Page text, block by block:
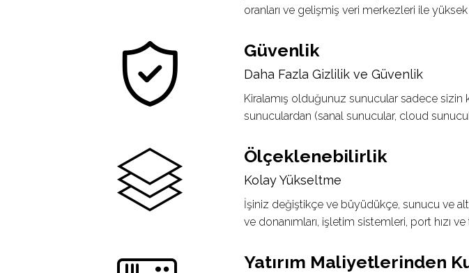
oranları ve gelişmiş veri merkezleri ile
Güvenlik
Daha Fazla Gizlilik ve Güvenlik
Kiralamış olduğunuz sunucular sadece sizin
sunuculardan (sanal sunucular, cloud
Ölçeklenebilirlik
Kolay Yükseltme
İşiniz değiştikçe ve büyüdükçe, sunucu ve
ve donanımları, işletim sistemleri, port hızı
Yatırım Maliyetlerinden